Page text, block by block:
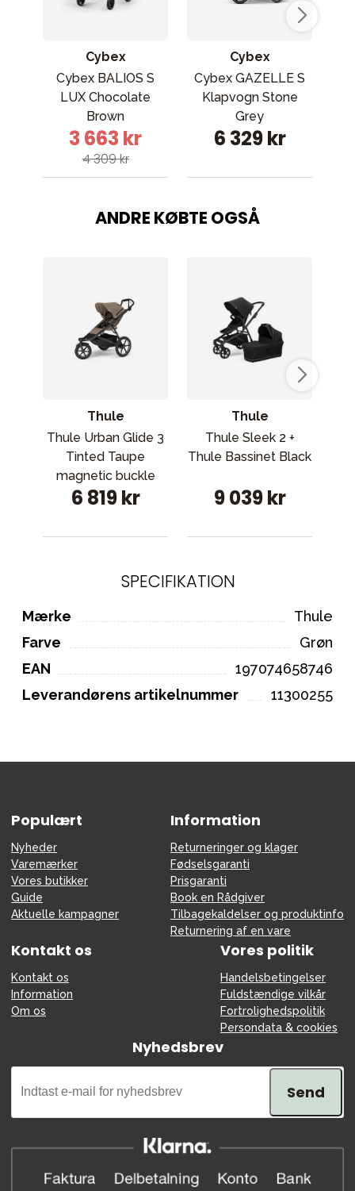
Cybex
Cybex BALIOS S
LUX Chocolate
Brown
3 663 kr
4 309 kr
Cybex
Cybex GAZELLE S
Klapvogn Stone
Grey
6 329 kr
ANDRE KØBTE OGSÅ
Thule
Thule Urban Glide 3
Tinted Taupe
magnetic buckle
6 819 kr
Thule
Thule Sleek 2 +
Thule Bassinet Black
9 039 kr
SPECIFIKATION
Mærke
Thule
Farve
Grøn
EAN
197074658746
Leverandørens artikelnummer
11300255
Populært
Nyheder
Varemærker
Vores butikker
Guide
Aktuelle kampagner
Information
Returneringer og klager
Fødselsgaranti
Prisgaranti
Book en Rådgiver
Tilbagekaldelser og produktinfo
Returnering af en vare
Kontakt os
Kontakt os
Information
Om os
Vores politik
Handelsbetingelser
Fuldstændige vilkår
Fortrolighedspolitik
Persondata & cookies
Nyhedsbrev
Send